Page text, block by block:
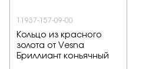
11937-157-09-00
Кольцо из красного
золота от Vesna
Бриллиант коньячный